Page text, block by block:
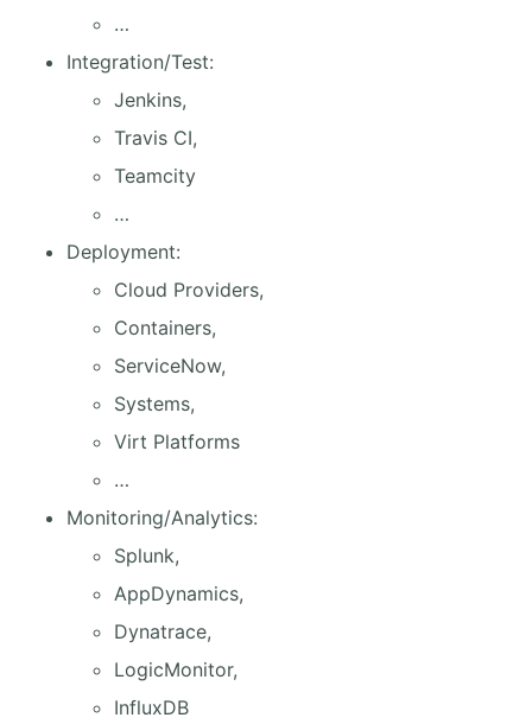
…
Integration/Test:
Jenkins,
Travis CI,
Teamcity
…
Deployment:
Cloud Providers,
Containers,
ServiceNow,
Systems,
Virt Platforms
…
Monitoring/Analytics:
Splunk,
AppDynamics,
Dynatrace,
LogicMonitor,
InfluxDB